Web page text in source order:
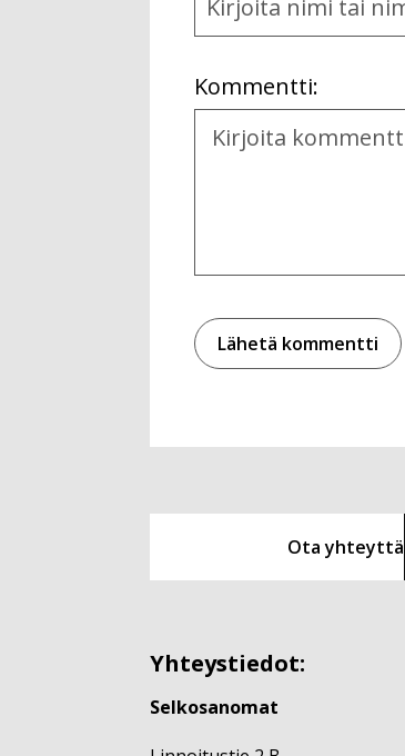
Kommentti:
Kommentti
Ota yhteyttä
Yhteystiedot:
Selkosanomat